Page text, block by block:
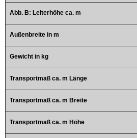
Abb. B: Leiterhöhe ca. m
Außenbreite in m
Gewicht in kg
Transportmaß ca. m Länge
Transportmaß ca. m Breite
Transportmaß ca. m Höhe